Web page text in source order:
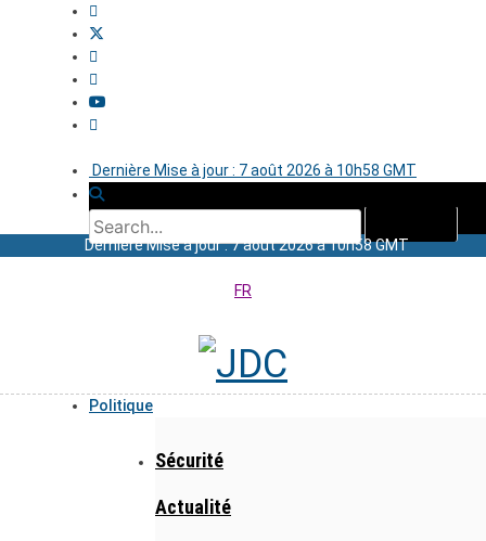
Dernière Mise à jour : 7 août 2026 à 10h58 GMT
Dernière Mise à jour : 7 août 2026 à 10h58 GMT
FR
Politique
Sécurité
Actualité